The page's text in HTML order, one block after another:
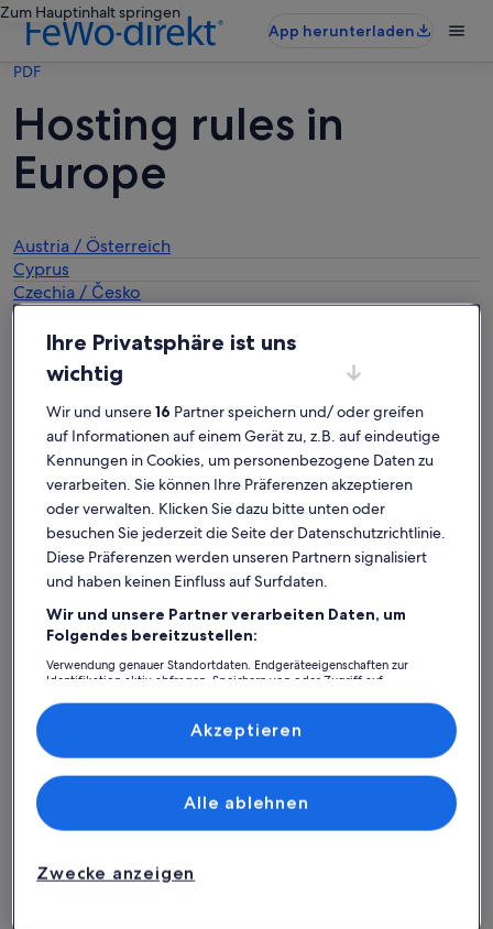
Zum Hauptinhalt springen
App herunterladen
PDF
Hosting rules in
Europe
Austria / Österreich
Cyprus
Czechia / Česko
France
Germany /
Deutschland
Greece / Ελλάδα
Hungary /
Magyarország
Ireland
Italy / Italia
Ancona
Aosta
Cagliari
Catanzaro
Chieti
Florence / Firenze
Genova / Genoa
Lecce
Palermo
Turin / Torino
Trento
Venice / Venezia
Malta
Netherlands /
Portugal
Ihre Privatsphäre ist uns
wichtig
Wir und unsere16 Partner speichern und/ oder greifen
auf Informationen auf einem Gerät zu, z.B. auf eindeutige
Kennungen in Cookies, um personenbezogene Daten zu
verarbeiten. Sie können Ihre Präferenzen akzeptieren
oder verwalten. Klicken Sie dazu bitte unten oder
besuchen Sie jederzeit die Seite der Datenschutzrichtlinie.
Diese Präferenzen werden unseren Partnern signalisiert
und haben keinen Einfluss auf Surfdaten.
Wir und unsere Partner verarbeiten Daten, um
Folgendes bereitzustellen:
Verwendung genauer Standortdaten. Endgeräteeigenschaften zur
Identifikation aktiv abfragen. Speichern von oder Zugriff auf
Inhalte, Messung von Werbeleistung und der Performance von Inhalten,
Zielgruppenforschung sowie Entwicklung und Verbesserung von
Liste der Partner (Lieferanten)
Zwecke anzeigen
Alle ablehnen
Akzeptieren